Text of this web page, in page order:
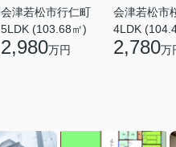
会津若松市行仁町
5LDK (103.68㎡)
2,980万円
会津若松市
4LDK
2,780万